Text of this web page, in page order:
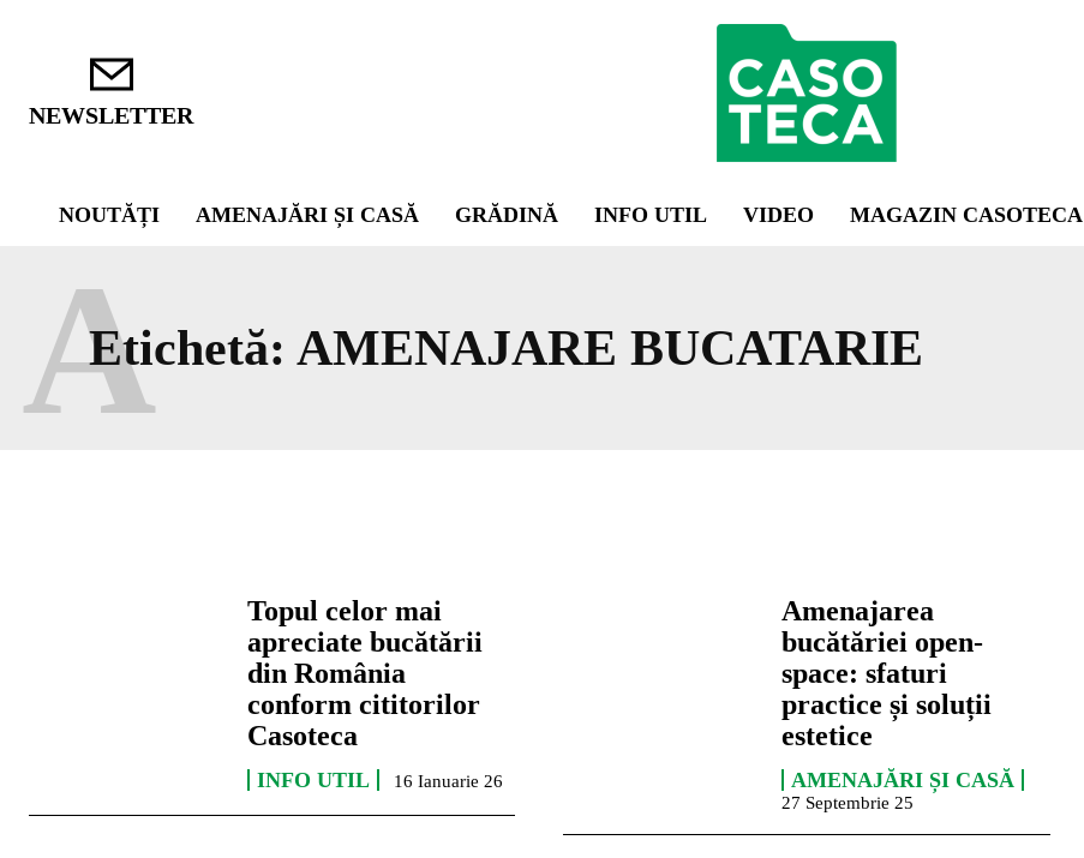
NEWSLETTER
NOUTĂȚI AMENAJĂRI ȘI CASĂ GRĂDINĂ INFO UTIL VIDEO MAGAZIN CASOTECA
Etichetă: AMENAJARE BUCATARIE
A
Topul celor mai
apreciate bucătării
din România
conform cititorilor
Casoteca
INFO UTIL 16 Ianuarie 26
Amenajarea
bucătăriei open-
space: sfaturi
practice și soluții
estetice
AMENAJĂRI ȘI CASĂ
27 Septembrie 25